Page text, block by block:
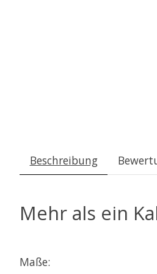
Beschreibung
Mehr als ein
Maße: